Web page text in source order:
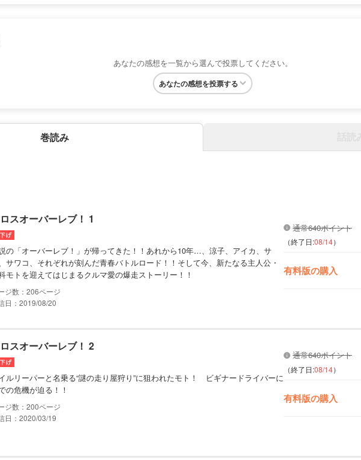
あなたの感想を一覧から選んで投票してください。
あなたの感想を投票する
巻読み
スオーバーレブ！ 1
の「オーバーレブ！」が帰ってきた！！あれから10年…、涼子、アイカ、サ
サワコ、それぞれが刻んだ青春バトルロード！！そして今、新たなる主人公・
モトを迎えてはじまるクルマ愛の爆走ストーリー！！
206
日：2019/08/20
通常640ポイント
（終了日:08/14）
有料版の購入
スオーバーレブ！ 2
ルリーパーと名乗る“謎の走り屋狩り”に狙われたモト！ ビギナードライバーに
の危機が迫る！！
200
日：2020/03/19
通常640ポイント
（終了日:08/14）
有料版の購入